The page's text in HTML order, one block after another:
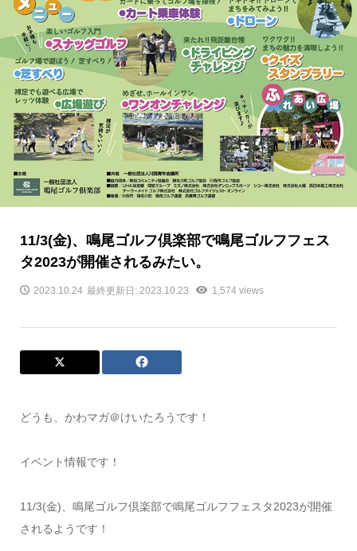
11/3(金)、鳴尾ゴルフ倶楽部で鳴尾ゴルフフェス
タ2023が開催されるみたい。
2023.10.24 最終更新日: 2023.10.23 1,574 views
どうも、かわマガ＠けいたろうです！
イベント情報です！
11/3(金)、鳴尾ゴルフ倶楽部で鳴尾ゴルフフェスタ2023が開催
されるようです！